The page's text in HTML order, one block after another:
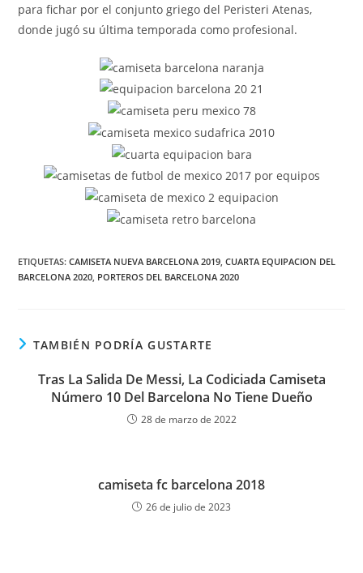
para fichar por el conjunto griego del Peristeri Atenas,
donde jugó su última temporada como profesional.
ETIQUETAS:CAMISETA NUEVA BARCELONA 2019 CUARTA EQUIPACION DEL
BARCELONA 2020 PORTEROS DEL BARCELONA 2020
TAMBIÉN PODRÍA GUSTARTE
Tras La Salida De Messi, La Codiciada Camiseta
Número 10 Del Barcelona No Tiene Dueño
28 de marzo de 2022
camiseta fc barcelona 2018
26 de julio de 2023